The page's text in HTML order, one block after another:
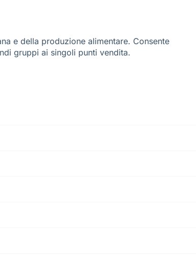
e della produzione alimentare. Consente
gruppi ai singoli punti vendita.